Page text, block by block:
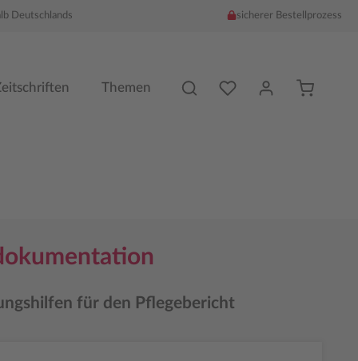
Deutschlands sicherer Bestellprozess
Themen Du hast %counter%
für den Pflegebericht